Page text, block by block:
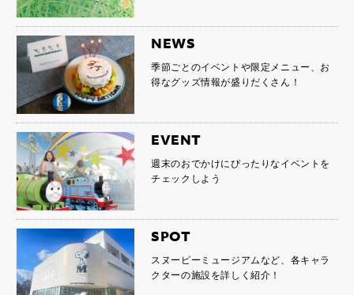
NEWS
季節ごとのイベントや限定メニュー、お
得なグッズ情報が盛りだくさん！
EVENT
週末のおでかけにぴったりなイベントを
チェックしよう
SPOT
スヌーピーミュージアムなど、各キャラ
クターの施設を詳しく紹介！